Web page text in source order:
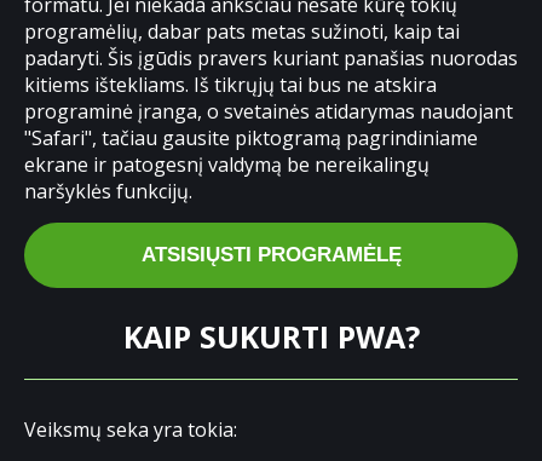
programėlių, dabar pats metas sužinoti, kaip tai
padaryti. Šis įgūdis pravers kuriant panašias nuorodas
kitiems ištekliams. Iš tikrųjų tai bus ne atskira
programinė įranga, o svetainės atidarymas naudojant
"Safari", tačiau gausite piktogramą pagrindiniame
ekrane ir patogesnį valdymą be nereikalingų
naršyklės funkcijų.
ATSISIŲSTI PROGRAMĖLĘ
KAIP SUKURTI PWA?
Veiksmų seka yra tokia: